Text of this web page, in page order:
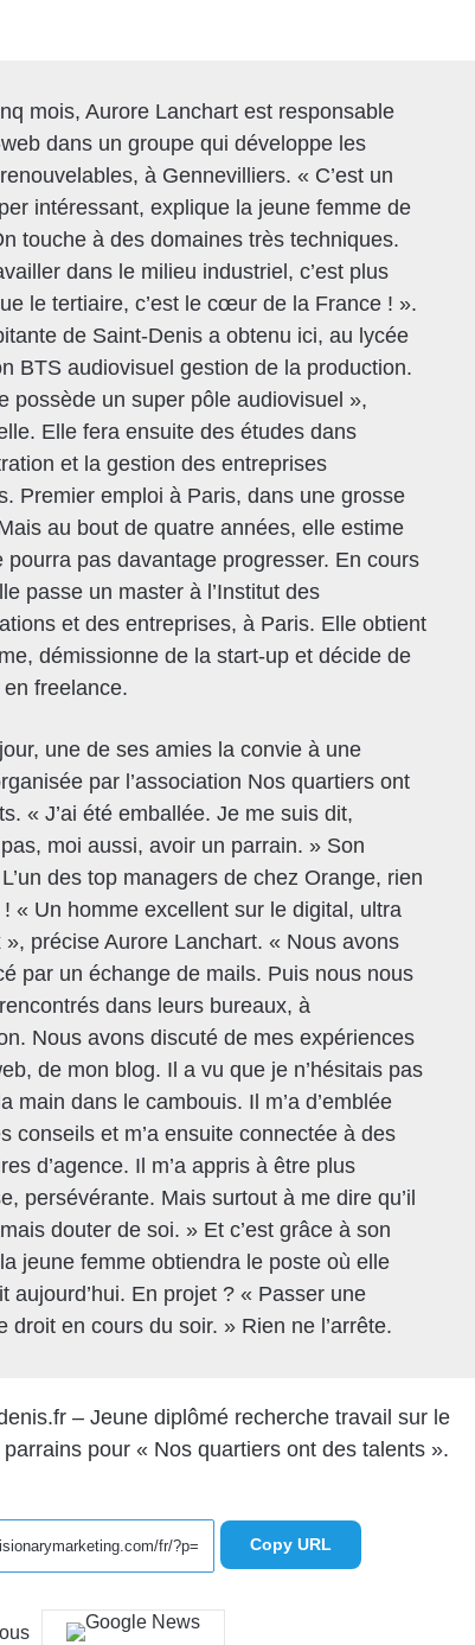
mois, Aurore Lanchart est responsable
dans un groupe qui développe les
à Gennevilliers. « C’est un
intéressant, explique la jeune femme de
touche à des domaines très techniques.
dans le milieu industriel, c’est plus
le tertiaire, c’est le cœur de la France ! ».
de Saint-Denis a obtenu ici, au lycée
BTS audiovisuel gestion de la production.
possède un super pôle audiovisuel »,
Elle fera ensuite des études dans
et la gestion des entreprises
Premier emploi à Paris, dans une grosse
au bout de quatre années, elle estime
pourra pas davantage progresser. En cours
passe un master à l’Institut des
et des entreprises, à Paris. Elle obtient
démissionne de la start-up et décide de
freelance.
une de ses amies la convie à une
par l’association Nos quartiers ont
« J’ai été emballée. Je me suis dit,
moi aussi, avoir un parrain. » Son
des top managers de chez Orange, rien
« Un homme excellent sur le digital, ultra
», précise Aurore Lanchart. « Nous avons
par un échange de mails. Puis nous nous
dans leurs bureaux, à
Nous avons discuté de mes expériences
de mon blog. Il a vu que je n’hésitais pas
main dans le cambouis. Il m’a d’emblée
conseils et m’a ensuite connectée à des
d’agence. Il m’a appris à être plus
persévérante. Mais surtout à me dire qu’il
douter de soi. » Et c’est grâce à son
jeune femme obtiendra le poste où elle
aujourd’hui. En projet ? « Passer une
droit en cours du soir. » Rien ne l’arrête.
– Jeune diplômé recherche travail sur le
pour « Nos quartiers ont des talents ».
Copy URL